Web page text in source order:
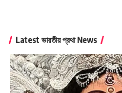
Latest ভারতীয় প্রথা News